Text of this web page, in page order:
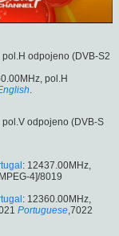
odpojeno (DVB-S2
pol.H
.
odpojeno (DVB-S
: 12437.00MHz,
4]/8019
: 12360.00MHz,
Portuguese,7022